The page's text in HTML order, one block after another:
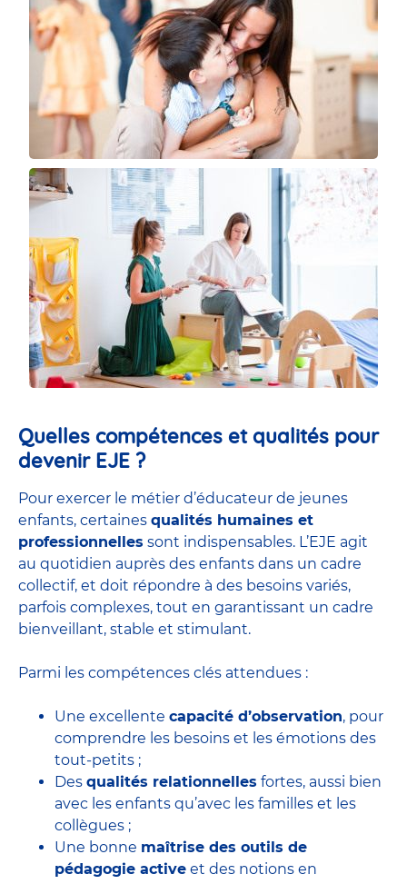
Quelles compétences et qualités pour
devenir EJE ?
Pour exercer le métier d’éducateur de jeunes
enfants, certaines qualités humaines et
professionnelles sont indispensables. L’EJE agit
au quotidien auprès des enfants dans un cadre
collectif, et doit répondre à des besoins variés,
parfois complexes, tout en garantissant un cadre
bienveillant, stable et stimulant.
Parmi les compétences clés attendues :
Une excellente capacité d’observation, pour
comprendre les besoins et les émotions des
tout-petits ;
Des qualités relationnelles fortes, aussi bien
avec les enfants qu’avec les familles et les
collègues ;
Une bonne maîtrise des outils de
pédagogie active et des notions en